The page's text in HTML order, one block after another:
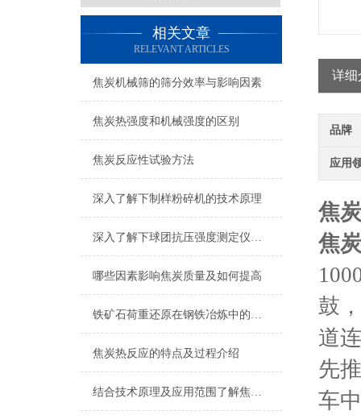
相关文章
RELEVANT ARTICLES
焦炭机械筛的筛分效率与影响因素
焦炭热强度和机械强度的区别
焦炭反应性试验方法
深入了解下制样粉碎机的技术原理
深入了解下球团抗压强度测定仪的技术原理
哪些因素影响焦炭质量及如何提高
铁矿石荷重还原在钢铁冶炼中的应用
焦炭热反应的特点及过程介绍
结合技术原理及应用范围了解焦炭制样系统
详细
品牌
应用
焦
焦
鼓
道
先
车